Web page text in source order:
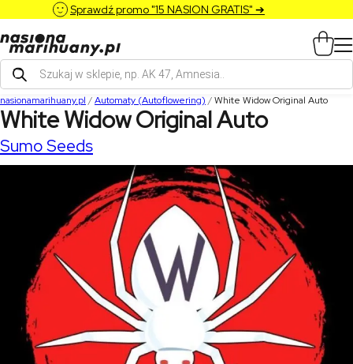
Sprawdź promo "15 NASION GRATIS" ➔
Wyszukiwarka
produktów
nasionamarihuany.pl /Automaty (Autoflowering) /White Widow Original Auto
White Widow Original Auto
Sumo Seeds